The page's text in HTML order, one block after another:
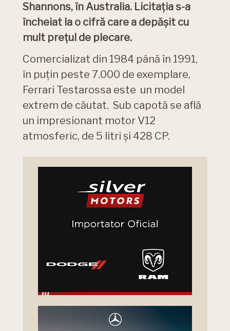
Shannons, în Australia. Licitația s-a
încheiat la o cifră care a depășit cu
mult prețul de plecare.
Comercializat din 1984 până în 1991,
în puțin peste 7.000 de exemplare,
Ferrari Testarossa este un model
extrem de căutat. Sub capotă se află
un impresionant motor V12
atmosferic, de 5 litri și 428 CP.